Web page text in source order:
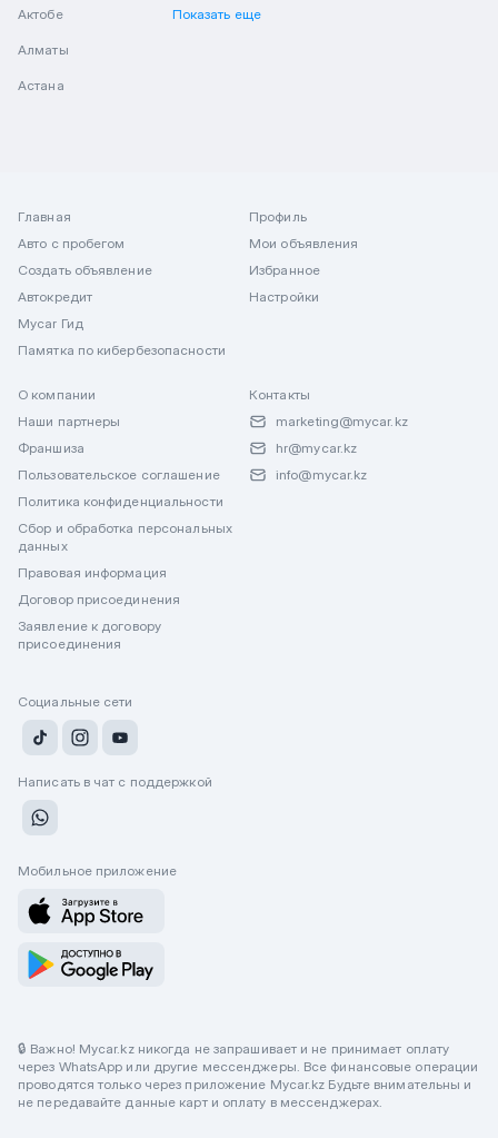
Актобе
Алматы
Астана
Показать еще
Главная
Авто с пробегом
Создать объявление
Автокредит
Mycar Гид
Памятка по кибербезопасности
Профиль
Мои объявления
Избранное
Настройки
О компании
Наши партнеры
Франшиза
Пользовательское соглашение
Политика конфиденциальности
Сбор и обработка персональных
данных
Правовая информация
Договор присоединения
Заявление к договору
присоединения
Контакты
marketing@mycar.kz
hr@mycar.kz
info@mycar.kz
Социальные сети
Написать в чат с поддержкой
Мобильное приложение
🔒 Важно! Mycar.kz никогда не запрашивает и не принимает оплату
через WhatsApp или другие мессенджеры. Все финансовые операции
проводятся только через приложение Mycar.kz Будьте внимательны и
не передавайте данные карт и оплату в мессенджерах.